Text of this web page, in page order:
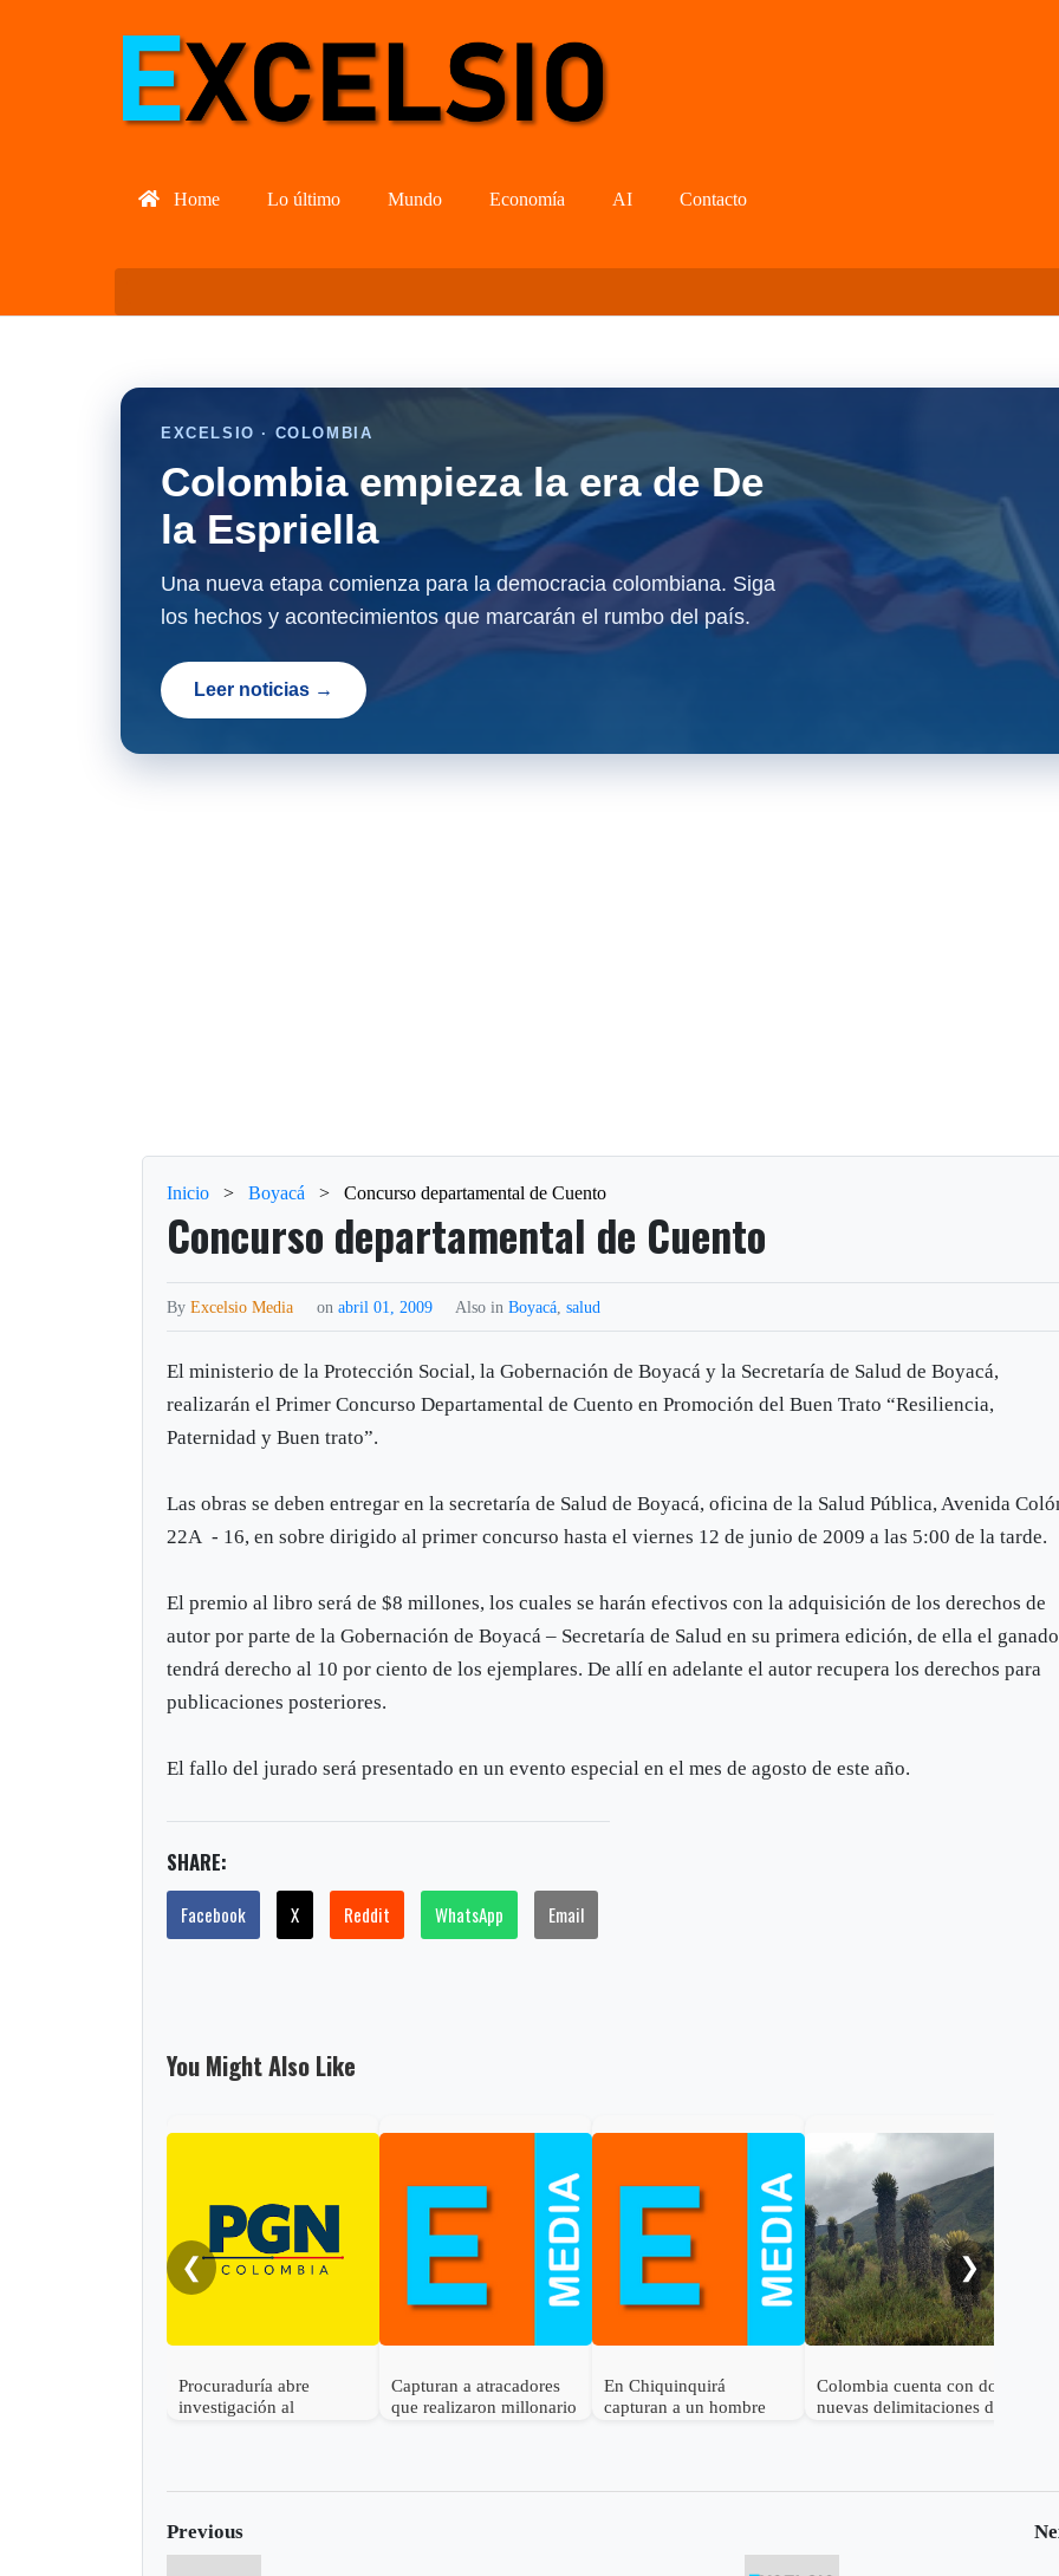
Home Lo último Mundo Economía AI Contacto
EXCELSIO · COLOMBIA
Colombia empieza la era de De
la Espriella
Una nueva etapa comienza para la democracia colombiana. Siga
los hechos y acontecimientos que marcarán el rumbo del país.
Leer noticias →
Inicio > Boyacá > Concurso departamental de Cuento
Concurso departamental de Cuento
ByExcelsio Media onabril 01, 2009 Also inBoyacá ,salud
El ministerio de la Protección Social, la Gobernación de Boyacá y la Secretaría de Salud de Boyacá,
realizarán el Primer Concurso Departamental de Cuento en Promoción del Buen Trato “Resiliencia,
Paternidad y Buen trato”.
Las obras se deben entregar en la secretaría de Salud de Boyacá, oficina de la Salud Pública, Avenida
22A - 16, en sobre dirigido al primer concurso hasta el viernes 12 de junio de 2009 a las 5:00 de la tarde.
El premio al libro será de $8 millones, los cuales se harán efectivos con la adquisición de los derechos de
autor por parte de la Gobernación de Boyacá – Secretaría de Salud en su primera edición, de ella el
tendrá derecho al 10 por ciento de los ejemplares. De allí en adelante el autor recupera los derechos para
publicaciones posteriores.
El fallo del jurado será presentado en un evento especial en el mes de agosto de este año.
SHARE:
Facebook X Reddit WhatsApp Email
You Might Also Like
❮
Procuraduría abre
investigación al
política
Capturan a atracadores
que realizaron millonario
En Chiquinquirá
capturan a un hombre
Colombia cuenta con dos
nuevas delimitaciones de
❯
Previous